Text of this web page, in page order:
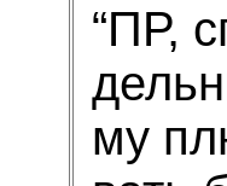
“ПР,
му